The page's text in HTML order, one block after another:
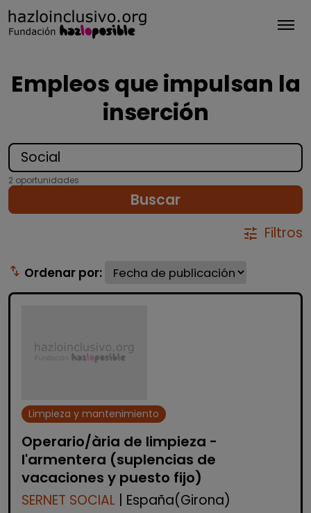
Empleos que impulsan la
inserción
2 oportunidades
Buscar
tune Filtros
swap_vert Ordenar por:
Limpieza y mantenimiento
Operario/ària de limpieza -
l'armentera (suplencias de
vacaciones y puesto fijo)
SERNET SOCIAL | España(Girona)